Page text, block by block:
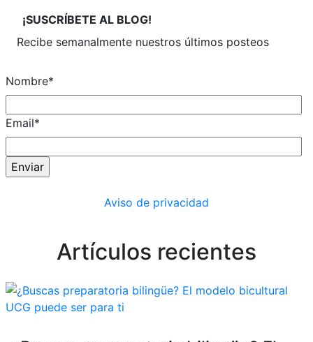
¡SUSCRÍBETE AL BLOG!
Recibe semanalmente nuestros últimos posteos
Nombre*
Email*
Aviso de privacidad
Artículos recientes